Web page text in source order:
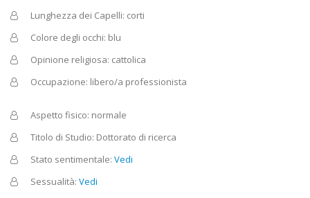
Lunghezza dei Capelli: corti
Colore degli occhi: blu
Opinione religiosa: cattolica
Occupazione: libero/a professionista
Aspetto fisico: normale
Titolo di Studio: Dottorato di ricerca
Stato sentimentale: Vedi
Sessualità: Vedi